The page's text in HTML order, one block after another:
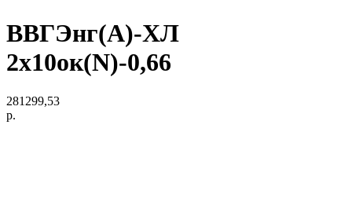
ВВГЭнг(A)-ХЛ
2х10ок(N)-0,66
281299,53
р.